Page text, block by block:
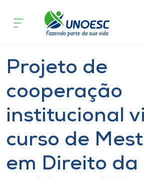
Cursos
Atendimento ao Estudante
Portal de Ensino
acontece
Maranhão
Mestrado
Projeto de
cooperação
institucional
curso de
em Direito da